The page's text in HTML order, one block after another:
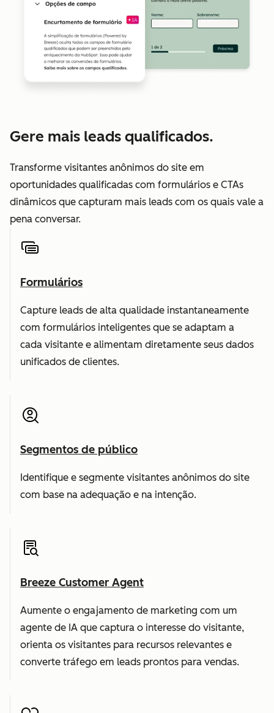
Gere mais leads qualificados.
Transforme visitantes anônimos do site em
oportunidades qualificadas com formulários e CTAs
dinâmicos que capturam mais leads com os quais vale a
pena conversar.
Formulários
Capture leads de alta qualidade instantaneamente
com formulários inteligentes que se adaptam a
cada visitante e alimentam diretamente seus dados
unificados de clientes.
Segmentos de público
Identifique e segmente visitantes anônimos do site
com base na adequação e na intenção.
Breeze Customer Agent
Aumente o engajamento de marketing com um
agente de IA que captura o interesse do visitante,
orienta os visitantes para recursos relevantes e
converte tráfego em leads prontos para vendas.